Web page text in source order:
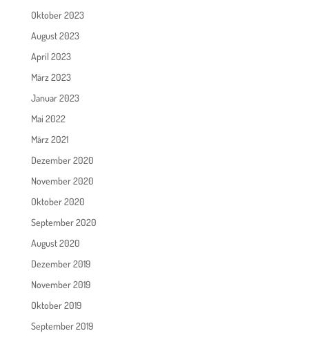
Oktober 2023
August 2023
April 2023
März 2023
Januar 2023
Mai 2022
März 2021
Dezember 2020
November 2020
Oktober 2020
September 2020
August 2020
Dezember 2019
November 2019
Oktober 2019
September 2019